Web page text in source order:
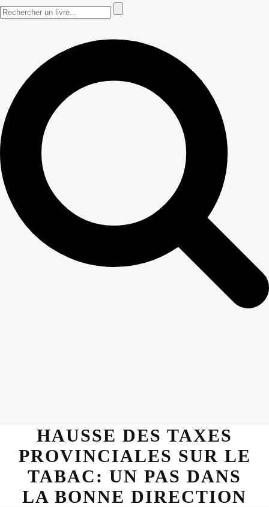
HAUSSE DES TAXES
PROVINCIALES SUR LE
TABAC: UN PAS DANS
LA BONNE DIRECTION